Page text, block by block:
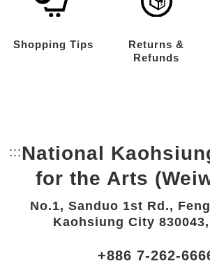
Shopping Tips
Returns &
Refunds
::: Bottom Link area.
National
for the Arts
No.1, Sanduo 1st Rd.,
Kaohsiung City
+886 7-262-